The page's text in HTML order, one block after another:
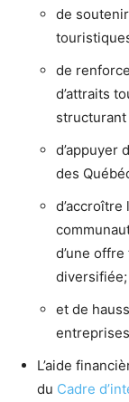
de
de
d’attraits
d’appuyer
des
d’une
diversifiée;
et de
L’aide
du Cadre